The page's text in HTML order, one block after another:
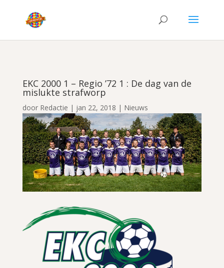
EKC 2000 1 – Regio ’72 1 : De dag van de
mislukte strafworp
door Redactie | jan 22, 2018 | Nieuws